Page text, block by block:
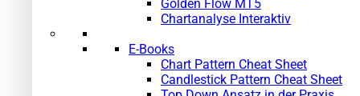
Golden Flow MT5
Chartanalyse Interaktiv
E-Books
Chart Pattern Cheat Sheet
Candlestick Pattern Cheat Sheet